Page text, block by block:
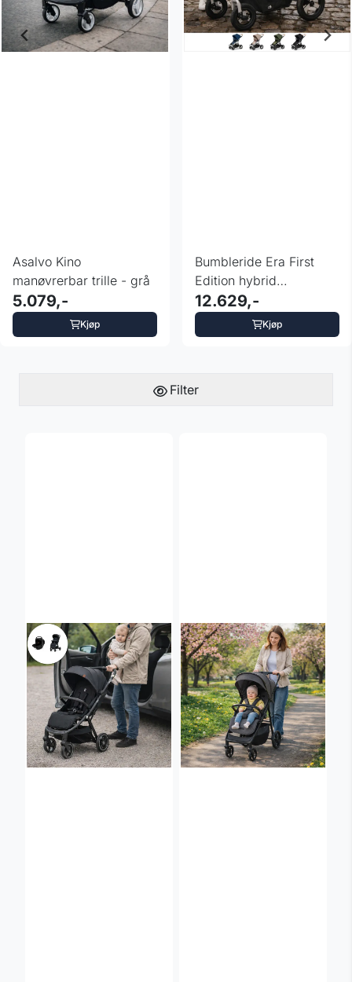
Asalvo Kino
manøvrerbar trille - grå
5.079,-
Kjøp
Bumbleride Era First
Edition hybrid
barnevogn - fargevalg
12.629,-
Kjøp
Filter